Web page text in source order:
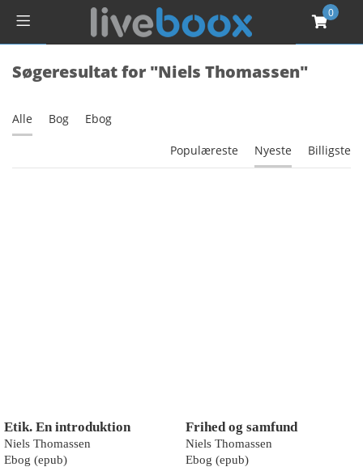
0
Søgeresultat for "Niels Thomassen"
Alle Bog Ebog
Populæreste Nyeste Billigste
Etik. En introduktion
Niels Thomassen
Ebog (epub)
Frihed og samfund
Niels Thomassen
Ebog (epub)